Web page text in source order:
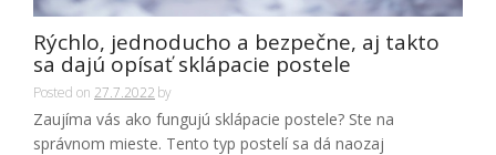
Rýchlo, jednoducho a bezpečne, aj takto
sa dajú opísať sklápacie postele
Posted on 27.7.2022 by
Zaujíma vás ako fungujú sklápacie postele? Ste na
správnom mieste. Tento typ postelí sa dá naozaj